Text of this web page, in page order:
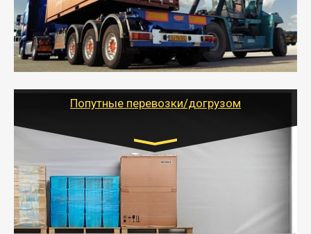
- Доставка фурой до 20 т возможна для больших
объемов грузов, упакованных в коробки, мешки,
паллеты и россыпью в самые отдаленные места
России с гарантией полной сохранности.
- Тайгер Логистик предоставляет услуги по
грузоперевозкам для физических и юридических лиц
Попутные перевозки/догрузом
Транспорт:
Газель (1,5 и 3 тонны), Бычок, Еврофура от 5 до
10 тонн
от 5000 руб. Возможен догруз